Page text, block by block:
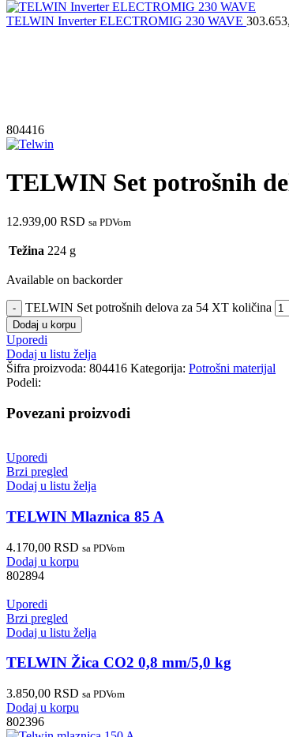
TELWIN Inverter ELECTROMIG 230 WAVE
804416
TELWIN Set potrošnih
12.939,00 RSD sa PDVom
Težina 224 g
Available on backorder
TELWIN Set potrošnih delova za 54 XT količina
Dodaj u korpu
Uporedi
Dodaj u listu želja
Šifra proizvoda: 804416 Kategorija: Potrošni materijal
Podeli:
Povezani proizvodi
Uporedi
Brzi pregled
Dodaj u listu želja
TELWIN Mlaznica 85 A
4.170,00 RSD sa PDVom
Dodaj u korpu
802894
Uporedi
Brzi pregled
Dodaj u listu želja
TELWIN Žica CO2 0,8 mm/5,0 kg
3.850,00 RSD sa PDVom
Dodaj u korpu
802396